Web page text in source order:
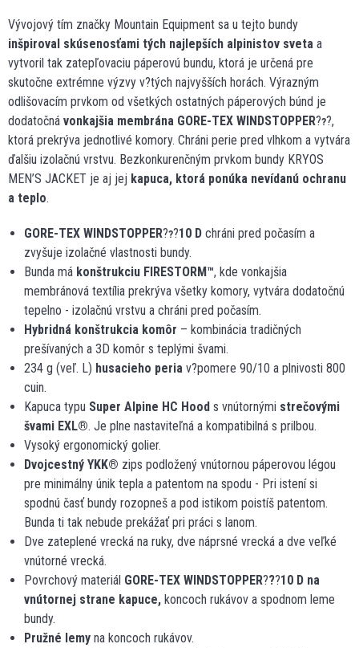
Vývojový tím značky Mountain Equipment sa u tejto bundy
inšpiroval skúsenosťami tých najlepších alpinistov sveta a
vytvoril tak zatepľovaciu páperovú bundu, ktorá je určená pre
skutočne extrémne výzvy v?tých najvyšších horách. Výrazným
odlišovacím prvkom od všetkých ostatných páperových búnd je
dodatočná vonkajšia membrána GORE-TEX WINDSTOPPER???,
ktorá prekrýva jednotlivé komory. Chráni perie pred vlhkom a vytvára
ďalšiu izolačnú vrstvu. Bezkonkurenčným prvkom bundy KRYOS
MEN’S JACKET je aj jej kapuca, ktorá ponúka nevídanú ochranu
a teplo.
GORE-TEX WINDSTOPPER???10 D chráni pred počasím a
zvyšuje izolačné vlastnosti bundy.
Bunda má konštrukciu FIRESTORM™, kde vonkajšia
membránová textília prekrýva všetky komory, vytvára dodatočnú
tepelno - izolačnú vrstvu a chráni pred počasím.
Hybridná konštrukcia komôr – kombinácia tradičných
prešívaných a 3D komôr s teplými švami.
234 g (veľ. L) husacieho peria v?pomere 90/10 a plnivosti 800
cuin.
Kapuca typu Super Alpine HC Hood s vnútornými strečovými
švami EXL®. Je plne nastaviteľná a kompatibilná s prilbou.
Vysoký ergonomický golier.
Dvojcestný YKK® zips podložený vnútornou páperovou légou
pre minimálny únik tepla a patentom na spodu - Pri istení si
spodnú časť bundy rozopneš a pod istikom poistíš patentom.
Bunda ti tak nebude prekážať pri práci s lanom.
Dve zateplené vrecká na ruky, dve náprsné vrecká a dve veľké
vnútorné vrecká.
Povrchový materiál GORE-TEX WINDSTOPPER???10 D na
vnútornej strane kapuce, koncoch rukávov a spodnom leme
bundy.
Pružné lemy na koncoch rukávov.